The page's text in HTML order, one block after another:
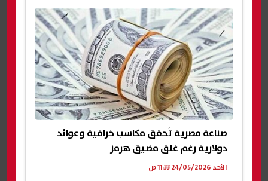
صناعة مصرية تُحقق مكاسب خرافية وعوائد
دولارية رغم غلق مضيق هرمز
الأحد 24/05/2026 11:33 ص